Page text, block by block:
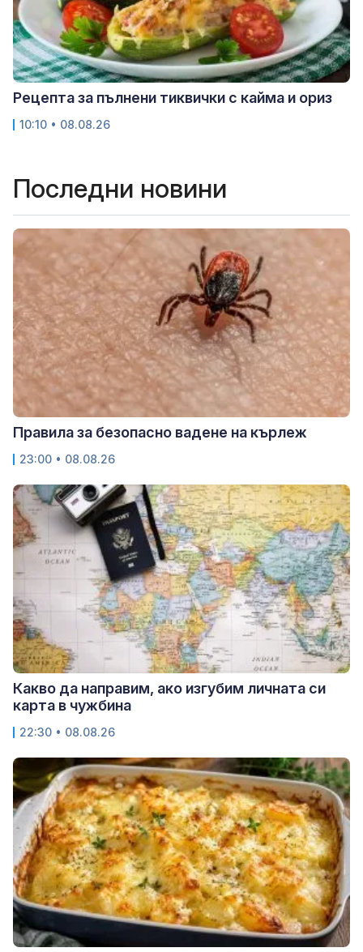
Рецепта за пълнени тиквички с кайма и ориз
10:10 • 08.08.26
Последни новини
Правила за безопасно вадене на кърлеж
23:00 • 08.08.26
Какво да направим, ако изгубим личната си
карта в чужбина
22:30 • 08.08.26